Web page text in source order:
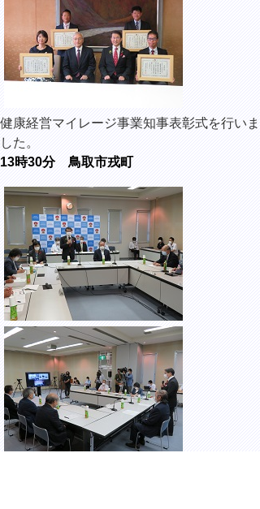
健康経営マイレージ事業知事表彰式を行いま
した。
13時30分 鳥取市戎町